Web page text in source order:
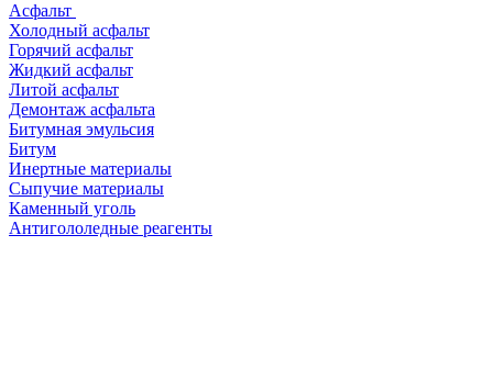
Асфальт
Холодный асфальт
Горячий асфальт
Жидкий асфальт
Литой асфальт
Демонтаж асфальта
Битумная эмульсия
Битум
Инертные материалы
Сыпучие материалы
Каменный уголь
Антигололедные реагенты